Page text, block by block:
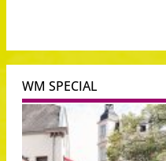
WM SPECIAL